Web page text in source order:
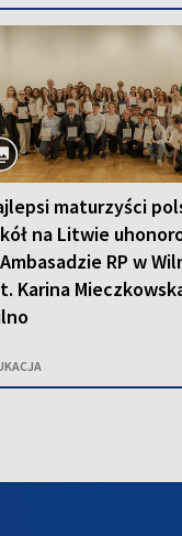
maturzyści
na Litwie
RP w
Karina